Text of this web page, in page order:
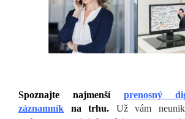
Spoznajte najmenší
prenosný
záznamník
na trhu. Už vám